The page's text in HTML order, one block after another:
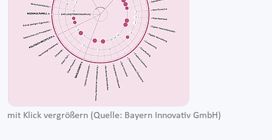
mit Klick vergrößern (Quelle: Bayern Innovativ GmbH)